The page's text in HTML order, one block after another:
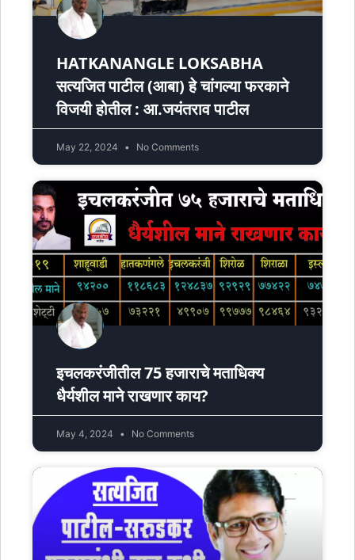
HATKANANGLE LOKSABHA
सत्यजित पाटील (आबा) हे चांगल्या फरकाने
विजयी होतील : आ.जयंतराव पाटील
May 22, 2024 No Comments
इचलकरंजीतील 75 हजाराचे मताधिक्य
धैर्यशील माने राखणार काय?
May 4, 2024 No Comments